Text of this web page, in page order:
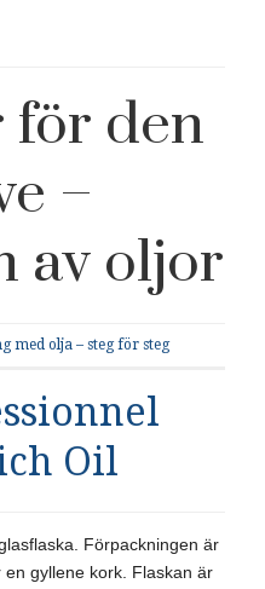
den
–
av oljor
med olja – steg för steg
Oil
Förpackningen är
gyllene kork. Flaskan är